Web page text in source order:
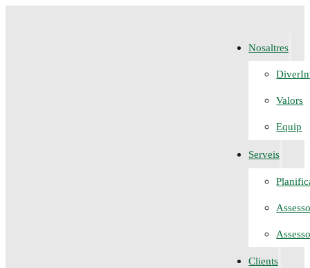
Nosaltres
Valors
Equip
Serveis
Clients